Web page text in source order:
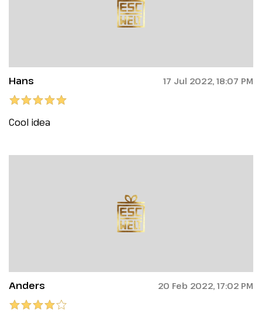
Hans 17 Jul 2022, 18:07 PM
Cool idea
Anders 20 Feb 2022, 17:02 PM